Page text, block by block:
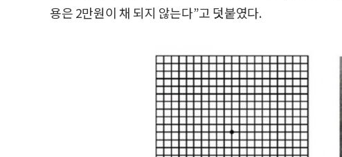
용은 2만원이 채 되지 않는다”고 덧붙였다.